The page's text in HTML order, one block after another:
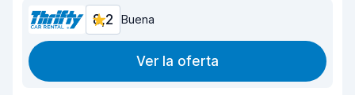
8,2 Buena
Ver la oferta